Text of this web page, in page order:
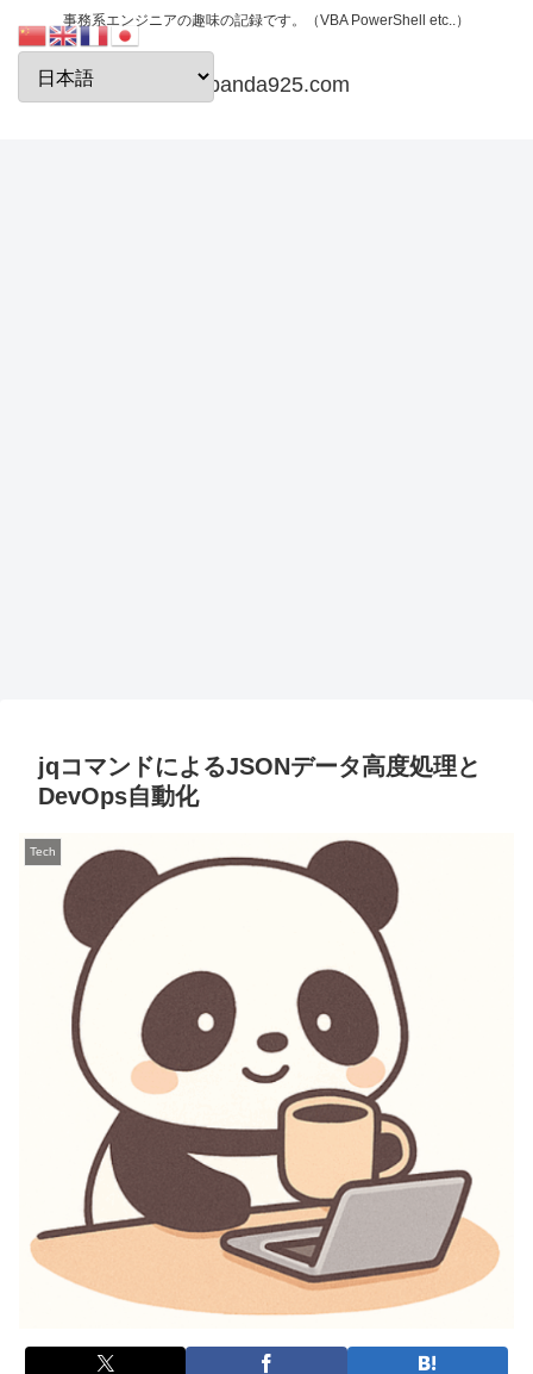
事務系エンジニアの趣味の記録です。（VBA PowerShell etc..）
papanda925.com
jqコマンドによるJSONデータ高度処理と
DevOps自動化
Tech